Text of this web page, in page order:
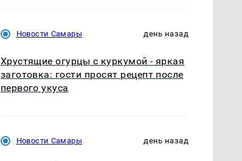
Новости Самары день назад
Хрустящие огурцы с куркумой - яркая
заготовка: гости просят рецепт после
первого укуса
Новости Самары день назад